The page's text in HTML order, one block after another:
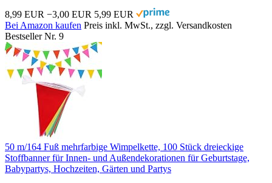
8,99 EUR −3,00 EUR 5,99 EUR
Bei Amazon kaufen Preis inkl. MwSt., zzgl. Versandkosten
Bestseller Nr. 9
50 m/164 Fuß mehrfarbige Wimpelkette, 100 Stück dreieckige
Stoffbanner für Innen- und Außendekorationen für Geburtstage,
Babypartys, Hochzeiten, Gärten und Partys